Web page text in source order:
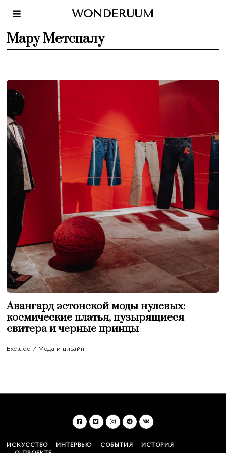
WONDERUUM
Мару Метспалу
Авангард эстонской моды нулевых:
космические платья, пузырящиеся
свитера и черные принцы
Exclude / Мода и дизайн
ИСКУССТВО ИНТЕРВЬЮ СОБЫТИЯ
ИСТОРИЯ